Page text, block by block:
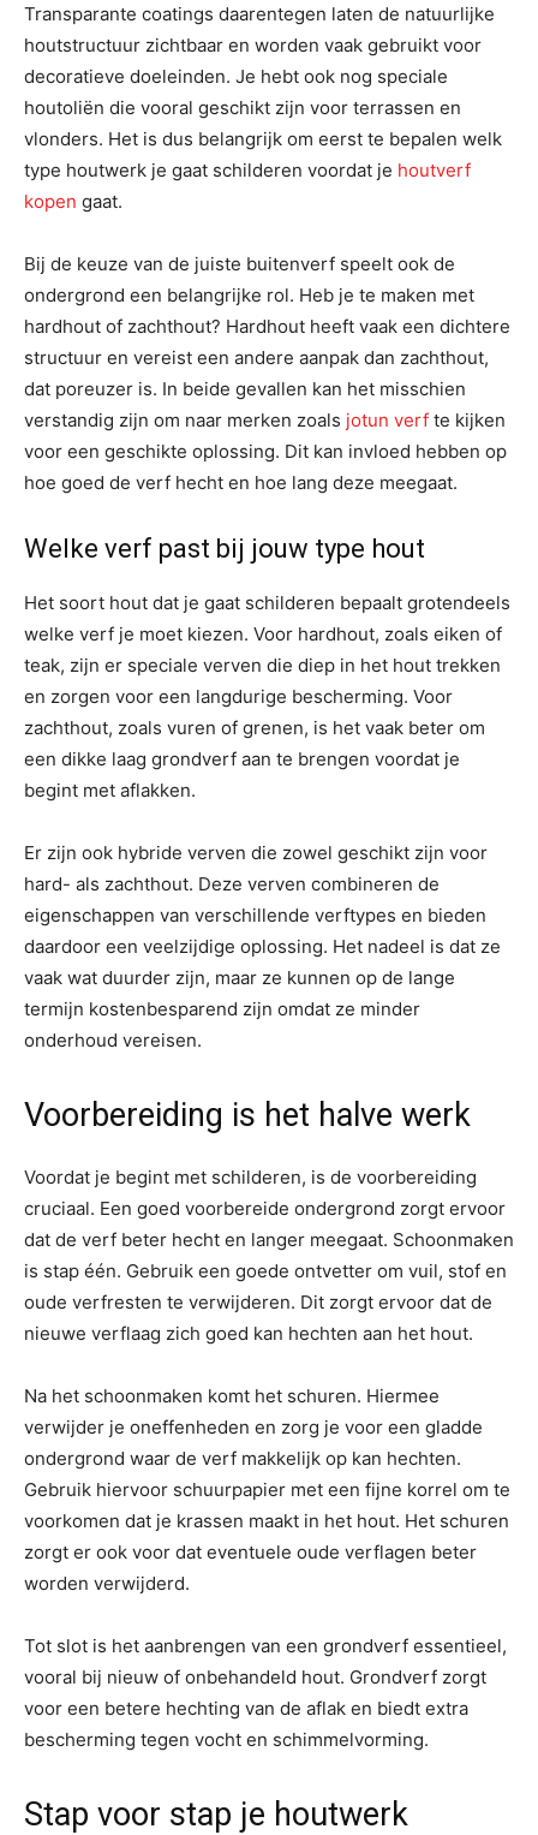
Transparante coatings daarentegen laten de natuurlijke
houtstructuur zichtbaar en worden vaak gebruikt voor
decoratieve doeleinden. Je hebt ook nog speciale
houtoliën die vooral geschikt zijn voor terrassen en
vlonders. Het is dus belangrijk om eerst te bepalen welk
type houtwerk je gaat schilderen voordat je houtverf
kopen gaat.
Bij de keuze van de juiste buitenverf speelt ook de
ondergrond een belangrijke rol. Heb je te maken met
hardhout of zachthout? Hardhout heeft vaak een dichtere
structuur en vereist een andere aanpak dan zachthout,
dat poreuzer is. In beide gevallen kan het misschien
verstandig zijn om naar merken zoals jotun verf te kijken
voor een geschikte oplossing. Dit kan invloed hebben op
hoe goed de verf hecht en hoe lang deze meegaat.
Welke verf past bij jouw type hout
Het soort hout dat je gaat schilderen bepaalt grotendeels
welke verf je moet kiezen. Voor hardhout, zoals eiken of
teak, zijn er speciale verven die diep in het hout trekken
en zorgen voor een langdurige bescherming. Voor
zachthout, zoals vuren of grenen, is het vaak beter om
een dikke laag grondverf aan te brengen voordat je
begint met aflakken.
Er zijn ook hybride verven die zowel geschikt zijn voor
hard- als zachthout. Deze verven combineren de
eigenschappen van verschillende verftypes en bieden
daardoor een veelzijdige oplossing. Het nadeel is dat ze
vaak wat duurder zijn, maar ze kunnen op de lange
termijn kostenbesparend zijn omdat ze minder
onderhoud vereisen.
Voorbereiding is het halve werk
Voordat je begint met schilderen, is de voorbereiding
cruciaal. Een goed voorbereide ondergrond zorgt ervoor
dat de verf beter hecht en langer meegaat. Schoonmaken
is stap één. Gebruik een goede ontvetter om vuil, stof en
oude verfresten te verwijderen. Dit zorgt ervoor dat de
nieuwe verflaag zich goed kan hechten aan het hout.
Na het schoonmaken komt het schuren. Hiermee
verwijder je oneffenheden en zorg je voor een gladde
ondergrond waar de verf makkelijk op kan hechten.
Gebruik hiervoor schuurpapier met een fijne korrel om te
voorkomen dat je krassen maakt in het hout. Het schuren
zorgt er ook voor dat eventuele oude verflagen beter
worden verwijderd.
Tot slot is het aanbrengen van een grondverf essentieel,
vooral bij nieuw of onbehandeld hout. Grondverf zorgt
voor een betere hechting van de aflak en biedt extra
bescherming tegen vocht en schimmelvorming.
Stap voor stap je houtwerk